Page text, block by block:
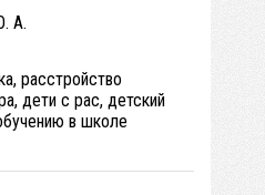
А.
расстройство
дети с рас, детский
в школе